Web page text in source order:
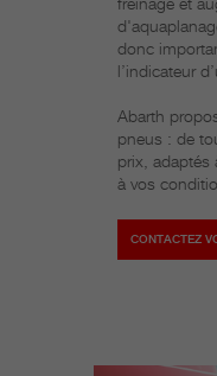
freinage et
donc
l’indicateur
Abarth
pneus : de
prix, adaptés
à vos
CONTACTEZ